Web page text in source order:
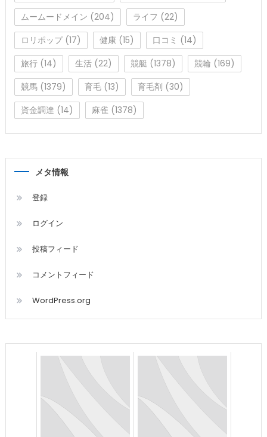
ムームードメイン (204) ライフ (22)
ロリポップ(17) 健康(15) 口コミ (14)
旅行(14) 生活(22) 競艇 (1378) 競輪 (169)
競馬(1379) 育毛(13) 育毛剤 (30)
資金調達 (14) 麻雀 (1378)
メタ情報
登録
ログイン
投稿フィード
コメントフィード
WordPress.org